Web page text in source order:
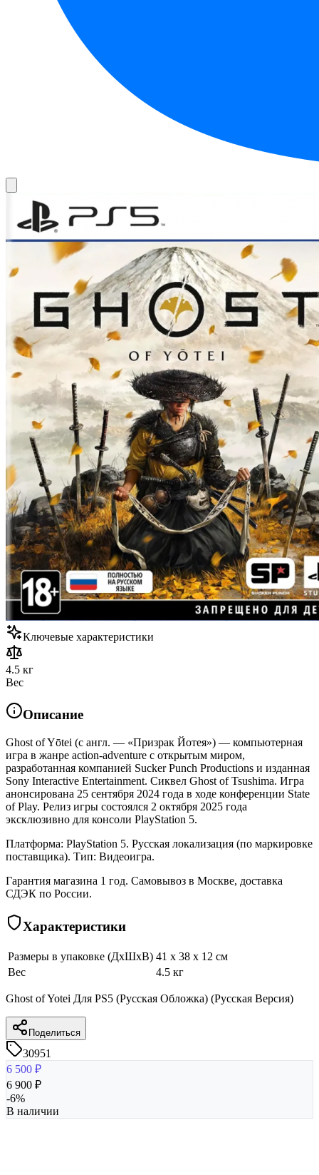
Ключевые характеристики
4.5 кг
Вес
Описание
Ghost of Yōtei (с англ. — «Призрак Йотея») — компьютерная
игра в жанре action-adventure с открытым миром,
разработанная компанией Sucker Punch Productions и изданная
Sony Interactive Entertainment. Сиквел Ghost of Tsushima. Игра
анонсирована 25 сентября 2024 года в ходе конференции State
of Play. Релиз игры состоялся 2 октября 2025 года
эксклюзивно для консоли PlayStation 5.
Платформа: PlayStation 5. Русская локализация (по маркировке
поставщика). Тип: Видеоигра.
Гарантия магазина 1 год. Самовывоз в Москве, доставка
СДЭК по России.
Характеристики
Размеры в упаковке (ДхШхВ) 41 x 38 x 12 см
Вес
4.5 кг
Ghost of Yotei Для PS5 (Русская Обложка) (Русская Версия)
Поделиться
30951
6 500 ₽
6 900 ₽
-6%
В наличии